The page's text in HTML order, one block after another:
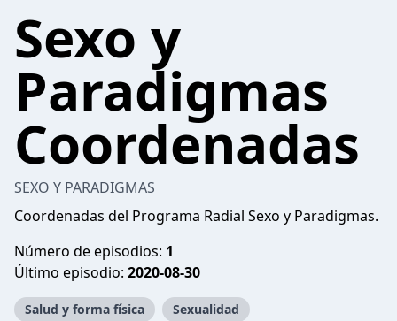
Sexo y
Paradigmas
Coordenadas
SEXO Y PARADIGMAS
Coordenadas del Programa Radial Sexo y Paradigmas.
Número de episodios: 1
Último episodio: 2020-08-30
Salud y forma física Sexualidad